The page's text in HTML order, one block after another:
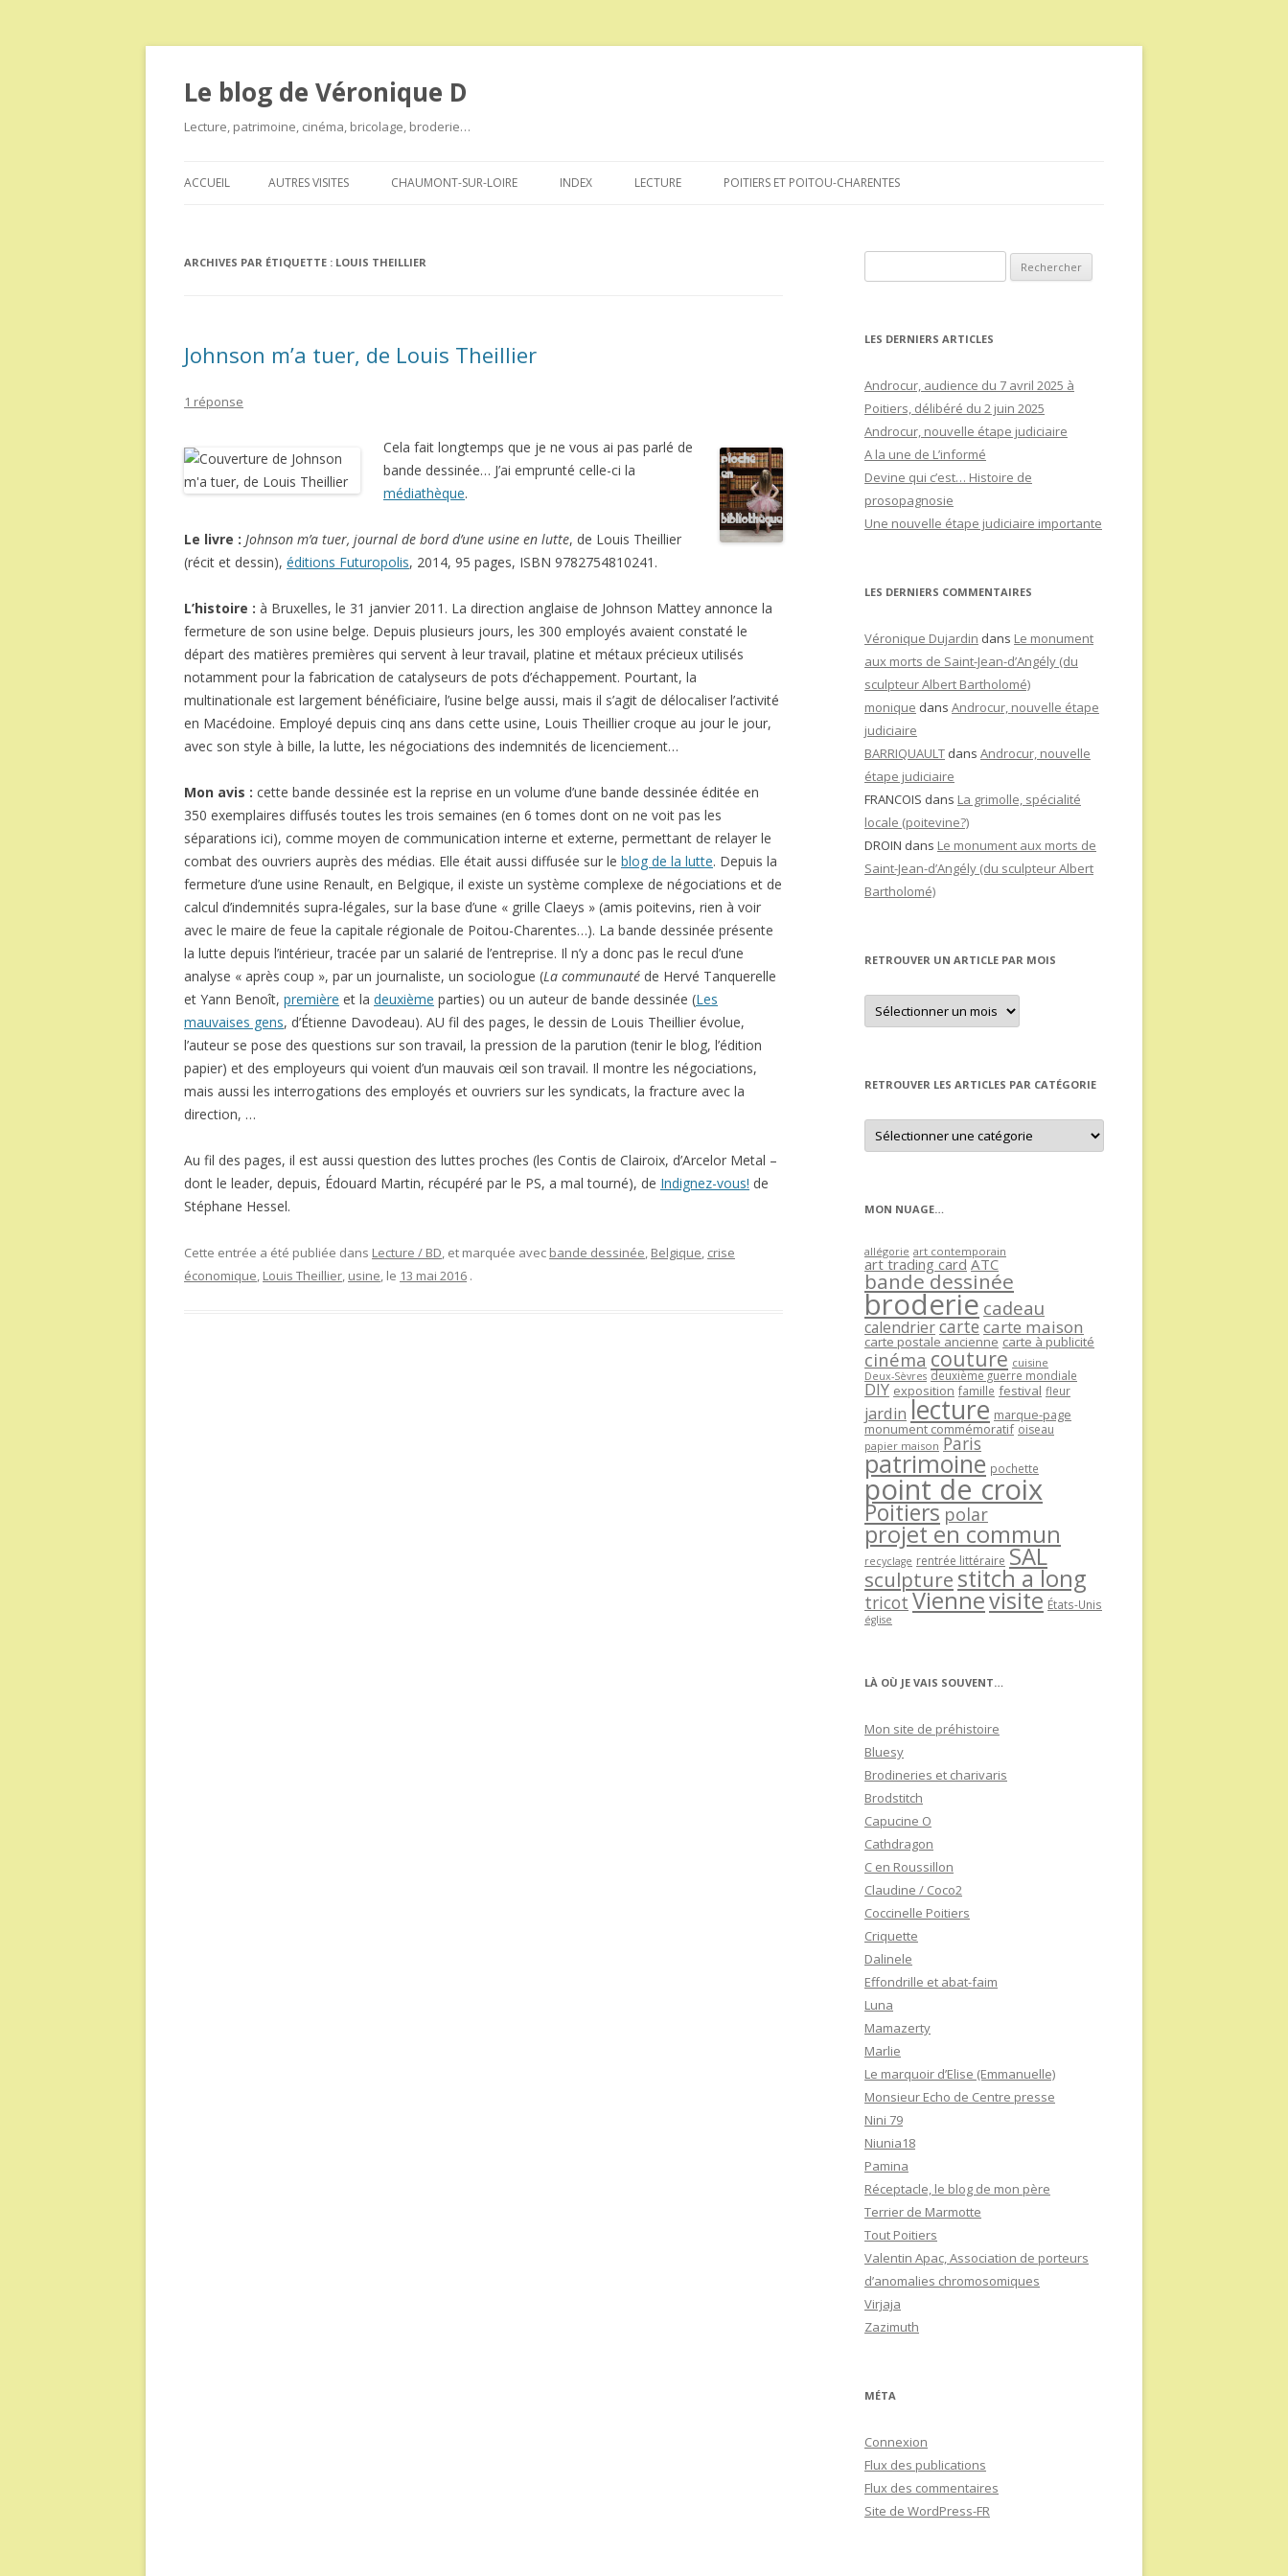
Le blog de Véronique D
Lecture, patrimoine, cinéma, bricolage, broderie…
au
ACCUEIL AUTRES VISITES CHAUMONT-SUR-LOIRE INDEX LECTURE POITIERS ET POITOU-CHARENTES
ARCHIVES PAR ÉTIQUETTE : LOUIS THEILLIER
Johnson m’a tuer, de Louis Theillier
1 réponse
Cela fait longtemps que je ne vous ai pas parlé de
bande dessinée… J’ai emprunté celle-ci la
médiathèque.
Le livre : Johnson m’a tuer, journal de bord d’une usine en lutte, de Louis Theillier
(récit et dessin), éditions Futuropolis, 2014, 95 pages, ISBN 9782754810241.
L’histoire : à Bruxelles, le 31 janvier 2011. La direction anglaise de Johnson Mattey annonce la
fermeture de son usine belge. Depuis plusieurs jours, les 300 employés avaient constaté le
départ des matières premières qui servent à leur travail, platine et métaux précieux utilisés
notamment pour la fabrication de catalyseurs de pots d’échappement. Pourtant, la
multinationale est largement bénéficiaire, l’usine belge aussi, mais il s’agit de délocaliser l’activité
en Macédoine. Employé depuis cinq ans dans cette usine, Louis Theillier croque au jour le jour,
avec son style à bille, la lutte, les négociations des indemnités de licenciement…
Mon avis : cette bande dessinée est la reprise en un volume d’une bande dessinée éditée en
350 exemplaires diffusés toutes les trois semaines (en 6 tomes dont on ne voit pas les
séparations ici), comme moyen de communication interne et externe, permettant de relayer le
combat des ouvriers auprès des médias. Elle était aussi diffusée sur le blog de la lutte. Depuis la
fermeture d’une usine Renault, en Belgique, il existe un système complexe de négociations et de
calcul d’indemnités supra-légales, sur la base d’une « grille Claeys » (amis poitevins, rien à voir
avec le maire de feue la capitale régionale de Poitou-Charentes…). La bande dessinée présente
la lutte depuis l’intérieur, tracée par un salarié de l’entreprise. Il n’y a donc pas le recul d’une
analyse « après coup », par un journaliste, un sociologue (La communauté de Hervé Tanquerelle
et Yann Benoît, première et la deuxième parties) ou un auteur de bande dessinée (Les
mauvaises gens, d’Étienne Davodeau). AU fil des pages, le dessin de Louis Theillier évolue,
l’auteur se pose des questions sur son travail, la pression de la parution (tenir le blog, l’édition
papier) et des employeurs qui voient d’un mauvais œil son travail. Il montre les négociations,
mais aussi les interrogations des employés et ouvriers sur les syndicats, la fracture avec la
direction, …
Au fil des pages, il est aussi question des luttes proches (les Contis de Clairoix, d’Arcelor Metal –
dont le leader, depuis, Édouard Martin, récupéré par le PS, a mal tourné), de Indignez-vous! de
Stéphane Hessel.
Cette entrée a été publiée dans Lecture / BD, et marquée avec bande dessinée, Belgique, crise
économique, Louis Theillier, usine, le 13 mai 2016 .
LES DERNIERS ARTICLES
Androcur, audience du 7 avril 2025 à
Poitiers, délibéré du 2 juin 2025
Androcur, nouvelle étape judiciaire
A la une de L’informé
Devine qui c’est… Histoire de
prosopagnosie
Une nouvelle étape judiciaire importante
LES DERNIERS COMMENTAIRES
Véronique Dujardin dans Le monument
aux morts de Saint-Jean-d’Angély (du
sculpteur Albert Bartholomé)
monique dans Androcur, nouvelle étape
judiciaire
BARRIQUAULT dans Androcur, nouvelle
étape judiciaire
FRANCOIS dans La grimolle, spécialité
locale (poitevine?)
DROIN dans Le monument aux morts de
Saint-Jean-d’Angély (du sculpteur Albert
Bartholomé)
RETROUVER UN ARTICLE PAR MOIS
Retrouver
un
article
RETROUVER LES ARTICLES PAR CATÉGORIE
Retrouver
les
articles
MON NUAGE…
allégorie art contemporain
art trading card ATC
bande dessinée
broderie cadeau
calendriercartecarte maison
carte postale ancienne carte à publicité
cinéma couture cuisine
Deux-Sèvres deuxième guerre mondiale
DIY exposition famille festival fleur
jardin lecture marque-page
monument commémoratif oiseau
papier maison Paris
patrimoine pochette
point de croix
Poitiers polar
projet en commun
recyclage rentrée littéraire SAL
sculpture stitch a long
tricot Viennevisite États-Unis
église
LÀ OÙ JE VAIS SOUVENT…
Mon site de préhistoire
Bluesy
Brodineries et charivaris
Brodstitch
Capucine O
Cathdragon
C en Roussillon
Claudine / Coco2
Coccinelle Poitiers
Criquette
Dalinele
Effondrille et abat-faim
Luna
Mamazerty
Marlie
Le marquoir d’Elise (Emmanuelle)
Monsieur Echo de Centre presse
Nini 79
Niunia18
Pamina
Réceptacle, le blog de mon père
Terrier de Marmotte
Tout Poitiers
Valentin Apac, Association de porteurs
d’anomalies chromosomiques
Virjaja
Zazimuth
MÉTA
Connexion
Flux des publications
Flux des commentaires
Site de WordPress-FR